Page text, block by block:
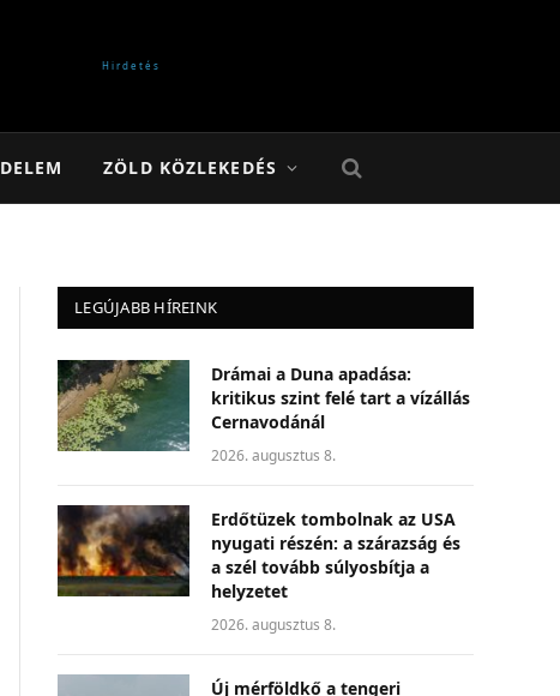
ZÖLD KÖZLEKEDÉS
LEGÚJABB HÍREINK
Drámai a Duna apadása:
kritikus szint felé tart a vízállás
Cernavodánál
2026. augusztus 8.
Erdőtüzek tombolnak az USA
nyugati részén: a szárazság és
a szél tovább súlyosbítja a
helyzetet
2026. augusztus 8.
Új mérföldkő a tengeri